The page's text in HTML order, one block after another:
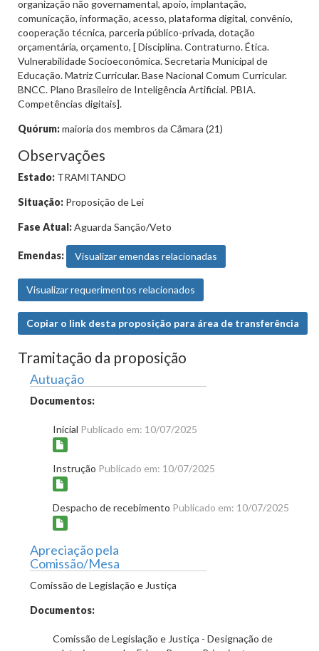
organização não governamental, apoio, implantação,
comunicação, informação, acesso, plataforma digital, convênio,
cooperação técnica, parceria público-privada, dotação
orçamentária, orçamento, [ Disciplina. Contraturno. Ética.
Vulnerabilidade Socioeconômica. Secretaria Municipal de
Educação. Matriz Curricular. Base Nacional Comum Curricular.
BNCC. Plano Brasileiro de Inteligência Artificial. PBIA.
Competências digitais].
Quórum:maioria dos membros da Câmara (21)
Observações
Estado: TRAMITANDO
Situação: Proposição de Lei
Fase Atual:Aguarda Sanção/Veto
Emendas: Visualizar emendas relacionadas
Visualizar requerimentos relacionados
Copiar o link desta proposição para área de transferência
Tramitação da proposição
Autuação
Documentos:
Inicial Publicado em: 10/07/2025
Instrução Publicado em: 10/07/2025
Despacho de recebimento Publicado em: 10/07/2025
Apreciação pela
Comissão/Mesa
Comissão de Legislação e Justiça
Documentos:
Comissão de Legislação e Justiça - Designação de